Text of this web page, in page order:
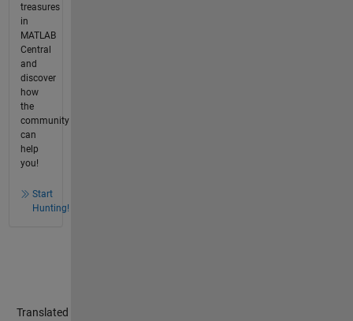
treasures
in
MATLAB
Central
and
discover
how
the
community
can
help
you!
Start
Hunting!
Translated